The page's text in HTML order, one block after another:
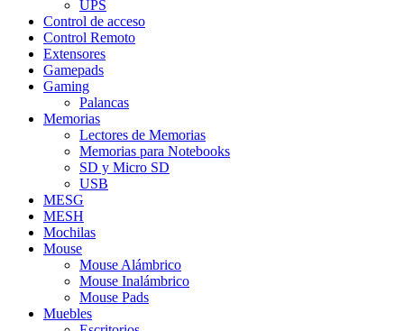
UPS
Control de acceso
Control Remoto
Extensores
Gamepads
Gaming
Palancas
Memorias
Lectores de Memorias
Memorias para Notebooks
SD y Micro SD
USB
MESG
MESH
Mochilas
Mouse
Mouse Alámbrico
Mouse Inalámbrico
Mouse Pads
Muebles